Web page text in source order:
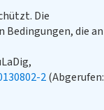
Die
die an
2(Abgerufen: